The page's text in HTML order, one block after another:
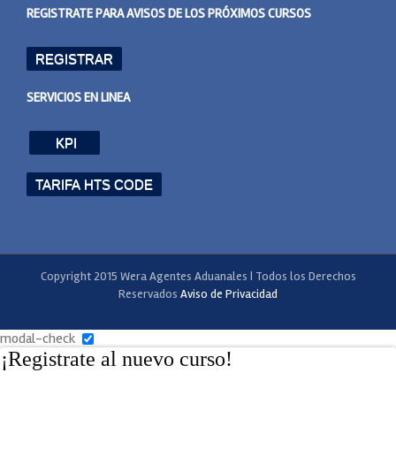
REGISTRATE PARA AVISOS DE LOS PRÓXIMOS CURSOS
REGISTRAR
SERVICIOS EN LINEA
KPI
TARIFA HTS CODE
Copyright 2015 Wera Agentes Aduanales | Todos los Derechos
Reservados Aviso de Privacidad
modal-check
¡Registrate al nuevo curso!